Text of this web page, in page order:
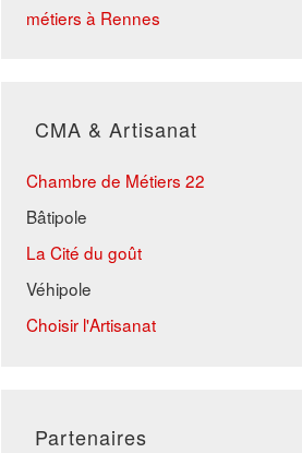
métiers à Rennes
CMA & Artisanat
Chambre de Métiers 22
Bâtipole
La Cité du goût
Véhipole
Choisir l'Artisanat
Partenaires